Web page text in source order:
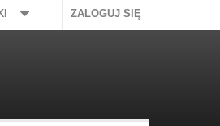
ZALOGUJ SIĘ